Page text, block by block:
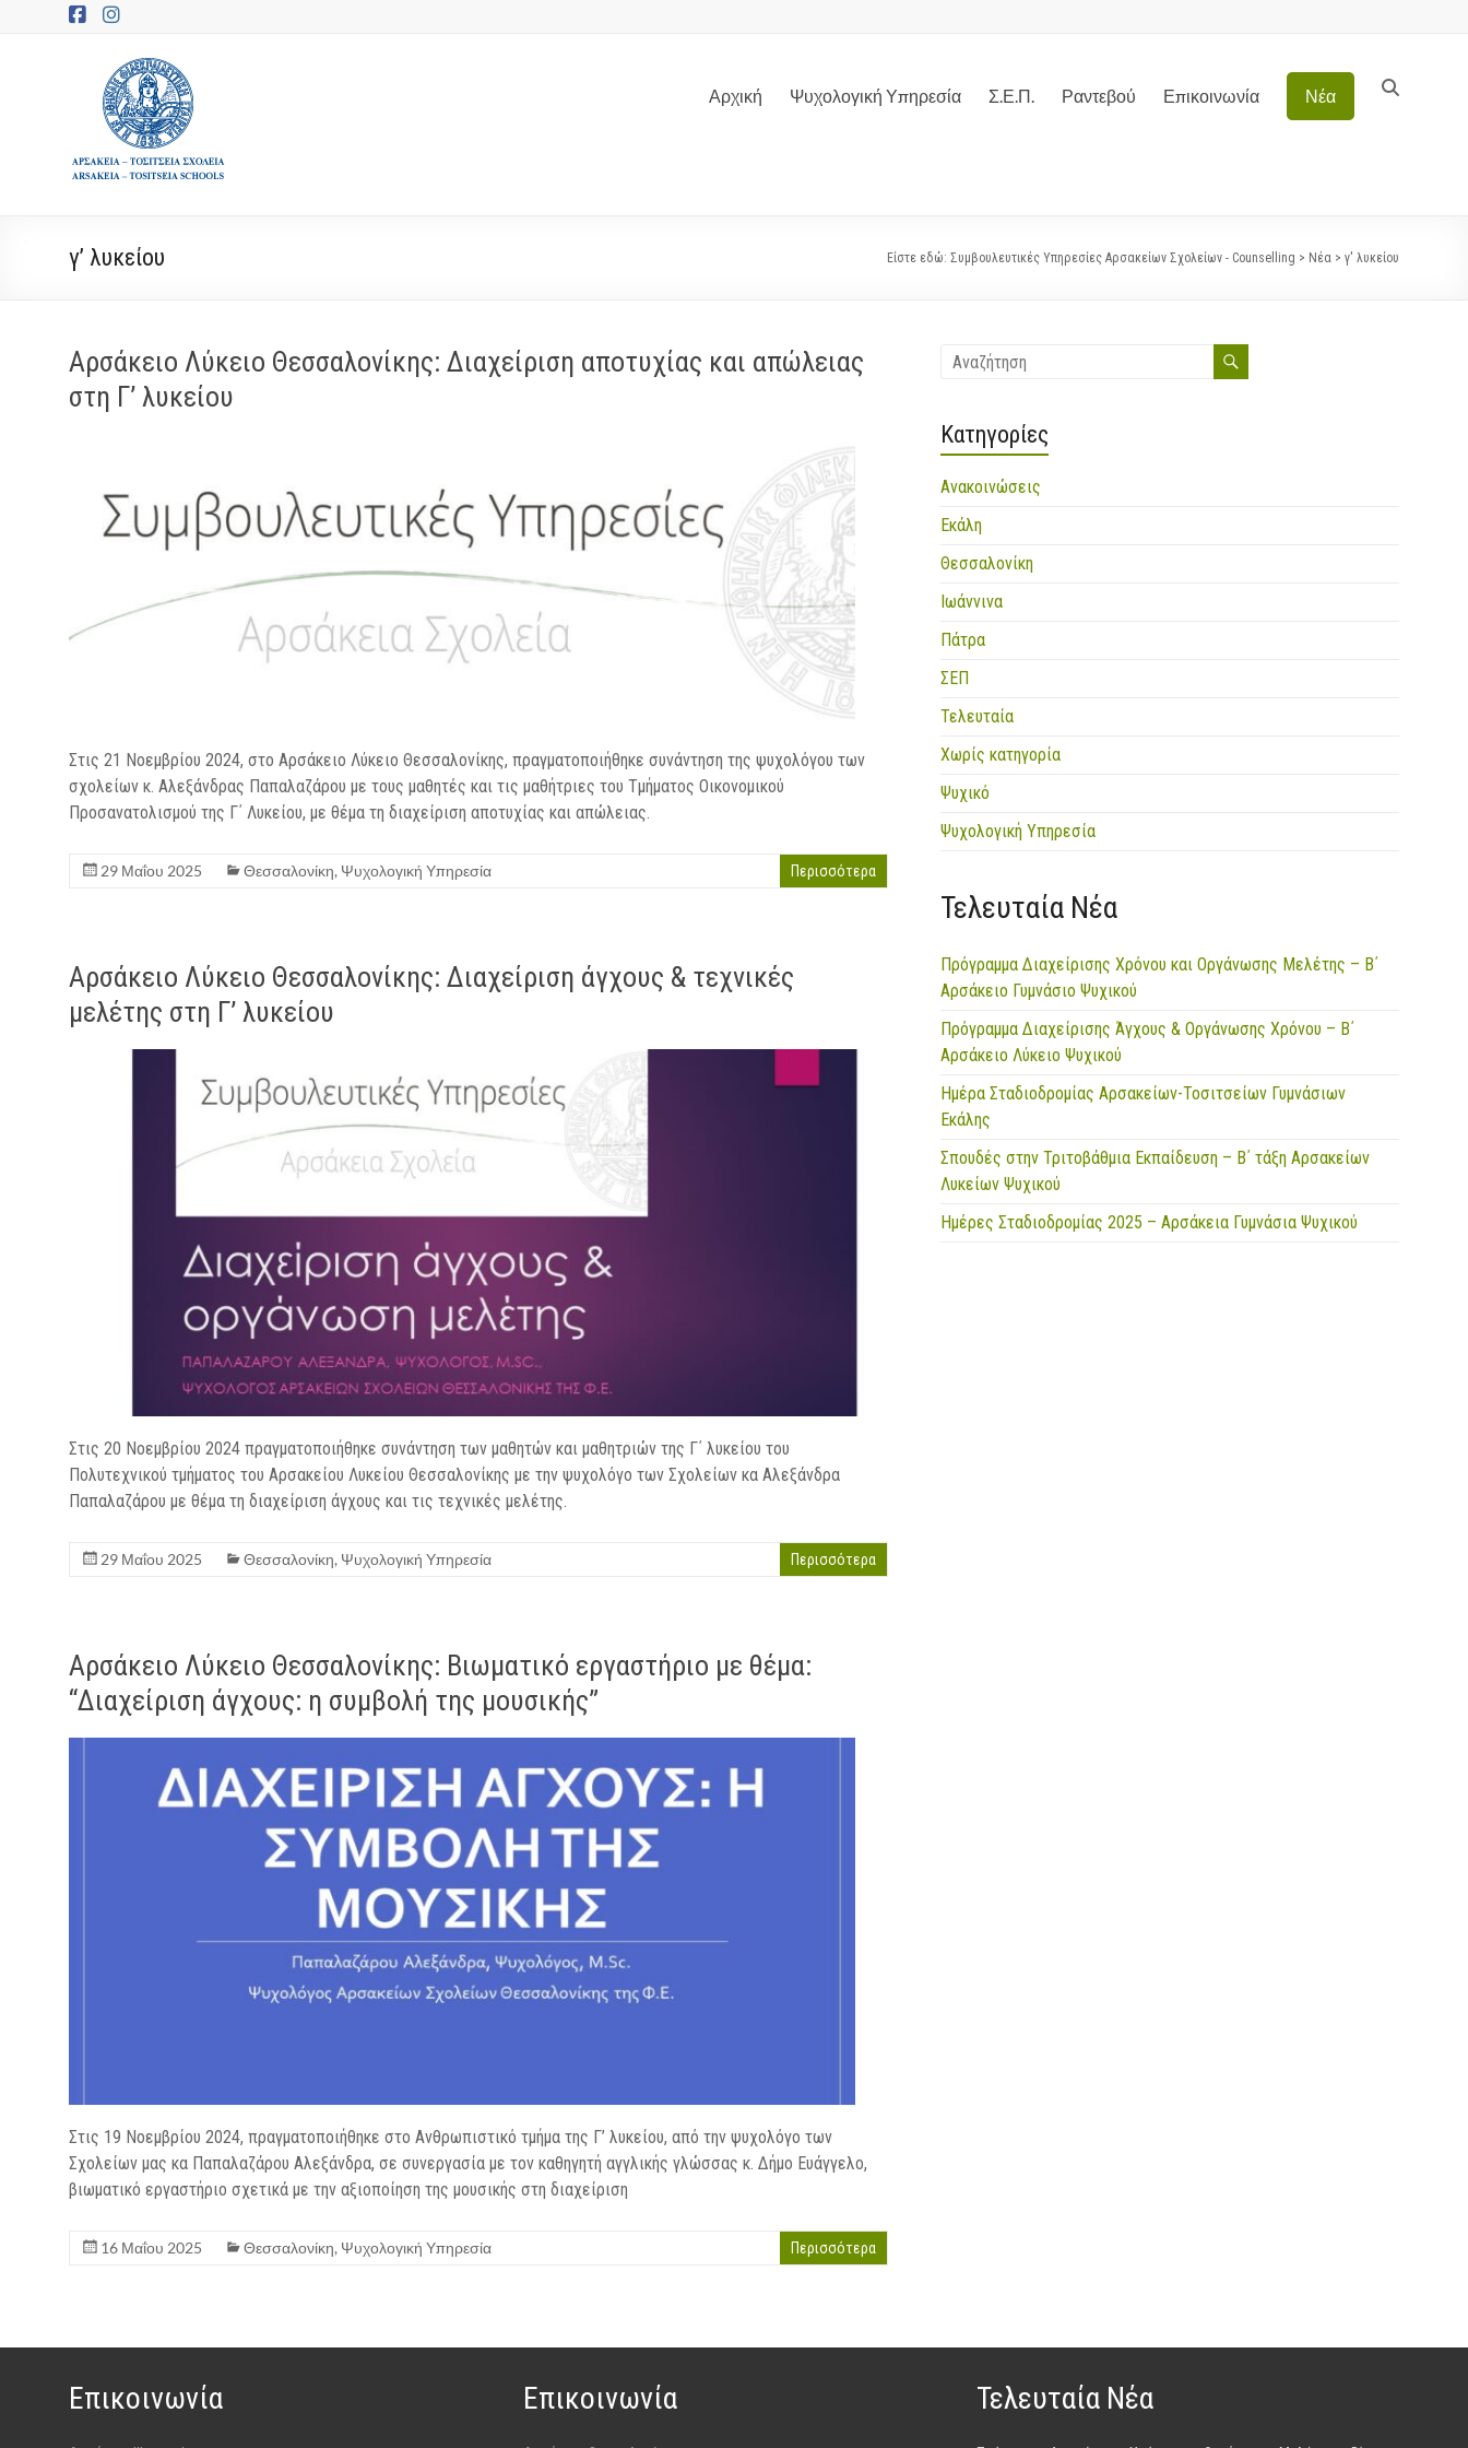
Μετάβαση
Συμβουλευτικές
Υπηρεσίες
Αρσακείων
–
Αρχική Ψυχολογική Υπηρεσία Σ.Ε.Π. Ραντεβού Επικοινωνία Νέα
γ’ λυκείου Είστε εδώ: Συμβουλευτικές Υπηρεσίες Αρσακείων Σχολείων - Counselling > Νέα > γ' λυκείου
Αρσάκειο Λύκειο Θεσσαλονίκης: Διαχείριση αποτυχίας και απώλειας
στη Γ’ λυκείου
Στις 21 Νοεμβρίου 2024, στο Αρσάκειο Λύκειο Θεσσαλονίκης, πραγματοποιήθηκε συνάντηση της ψυχολόγου των
σχολείων κ. Αλεξάνδρας Παπαλαζάρου με τους μαθητές και τις μαθήτριες του Τμήματος Οικονομικού
Προσανατολισμού της Γ΄ Λυκείου, με θέμα τη διαχείριση αποτυχίας και απώλειας.
29 Μαΐου 2025 Θεσσαλονίκη, Ψυχολογική Υπηρεσία Περισσότερα
Αρσάκειο Λύκειο Θεσσαλονίκης: Διαχείριση άγχους & τεχνικές
μελέτης στη Γ’ λυκείου
Στις 20 Νοεμβρίου 2024 πραγματοποιήθηκε συνάντηση των μαθητών και μαθητριών της Γ΄ λυκείου του
Πολυτεχνικού τμήματος του Αρσακείου Λυκείου Θεσσαλονίκης με την ψυχολόγο των Σχολείων κα Αλεξάνδρα
Παπαλαζάρου με θέμα τη διαχείριση άγχους και τις τεχνικές μελέτης.
29 Μαΐου 2025 Θεσσαλονίκη, Ψυχολογική Υπηρεσία Περισσότερα
Αρσάκειο Λύκειο Θεσσαλονίκης: Βιωματικό εργαστήριο με θέμα:
“Διαχείριση άγχους: η συμβολή της μουσικής”
Στις 19 Νοεμβρίου 2024, πραγματοποιήθηκε στο Ανθρωπιστικό τμήμα της Γ’ λυκείου, από την ψυχολόγο των
Σχολείων μας κα Παπαλαζάρου Αλεξάνδρα, σε συνεργασία με τον καθηγητή αγγλικής γλώσσας κ. Δήμο Ευάγγελο,
βιωματικό εργαστήριο σχετικά με την αξιοποίηση της μουσικής στη διαχείριση
16 Μαΐου 2025 Θεσσαλονίκη, Ψυχολογική Υπηρεσία Περισσότερα
Kατηγορίες
Ανακοινώσεις
Εκάλη
Θεσσαλονίκη
Ιωάννινα
Πάτρα
ΣΕΠ
Τελευταία
Χωρίς κατηγορία
Ψυχικό
Ψυχολογική Υπηρεσία
Τελευταία Νέα
Πρόγραμμα Διαχείρισης Χρόνου και Οργάνωσης Μελέτης – Β΄
Αρσάκειο Γυμνάσιο Ψυχικού
Πρόγραμμα Διαχείρισης Άγχους & Οργάνωσης Χρόνου – Β΄
Αρσάκειο Λύκειο Ψυχικού
Ημέρα Σταδιοδρομίας Αρσακείων-Τοσιτσείων Γυμνάσιων
Εκάλης
Σπουδές στην Τριτοβάθμια Εκπαίδευση – Β΄ τάξη Αρσακείων
Λυκείων Ψυχικού
Ημέρες Σταδιοδρομίας 2025 – Αρσάκεια Γυμνάσια Ψυχικού
Επικοινωνία Επικοινωνία Τελευταία Νέα